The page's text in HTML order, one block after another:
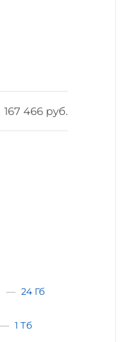
167 466 руб.
— 24 Гб
— 1 Тб